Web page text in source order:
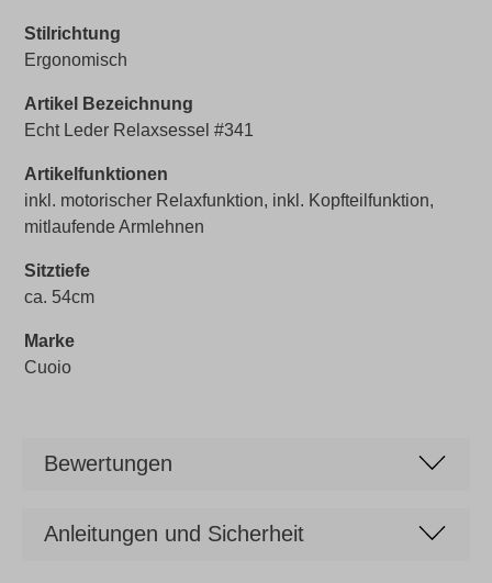
Stilrichtung
Ergonomisch
Artikel Bezeichnung
Echt Leder Relaxsessel #341
Artikelfunktionen
inkl. motorischer Relaxfunktion, inkl. Kopfteilfunktion,
mitlaufende Armlehnen
Sitztiefe
ca. 54cm
Marke
Cuoio
Bewertungen
Anleitungen und Sicherheit